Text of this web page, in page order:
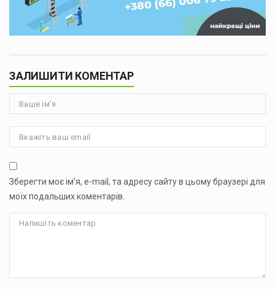
ЗАЛИШИТИ КОМЕНТАР
Зберегти моє ім'я, e-mail, та адресу сайту в цьому браузері для
моїх подальших коментарів.